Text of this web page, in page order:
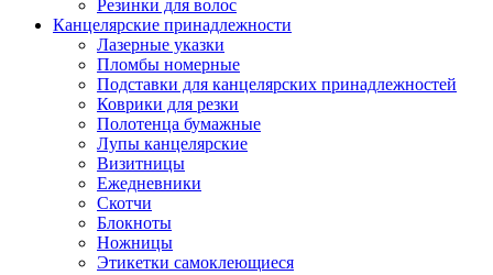
Резинки для волос
Канцелярские принадлежности
Лазерные указки
Пломбы номерные
Подставки для канцелярских принадлежностей
Коврики для резки
Полотенца бумажные
Лупы канцелярские
Визитницы
Ежедневники
Скотчи
Блокноты
Ножницы
Этикетки самоклеющиеся